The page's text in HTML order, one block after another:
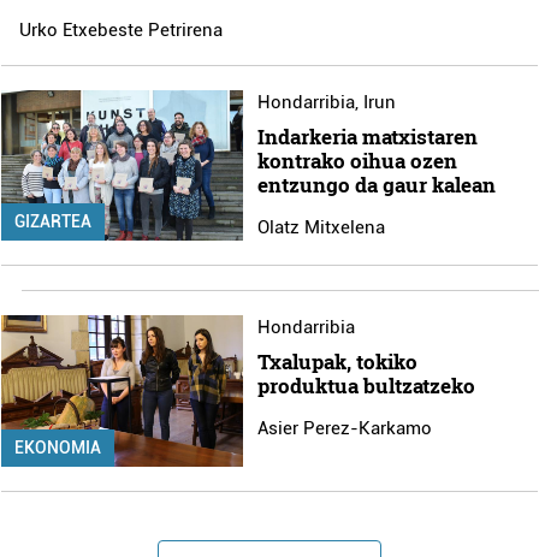
Urko Etxebeste Petrirena
GIZARTEA
Hondarribia, Irun
Indarkeria matxistaren
kontrako oihua ozen
entzungo da gaur kalean
Olatz Mitxelena
EKONOMIA
Hondarribia
Txalupak, tokiko
produktua bultzatzeko
Asier Perez-Karkamo